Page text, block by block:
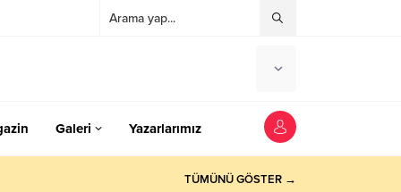
Galeri Yazarlarımız
TÜMÜNÜ GÖSTER →